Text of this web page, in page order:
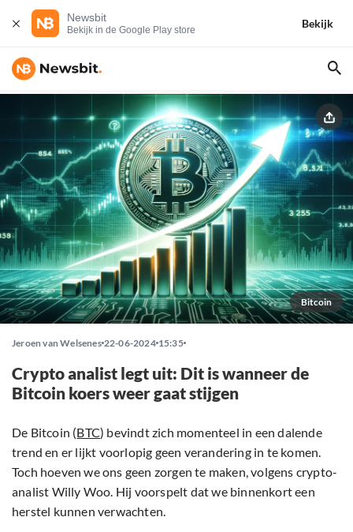
Newsbit
Bekijk in de Google Play store
Bekijk
Bitcoin
Jeroen van Welsenes 22-06-2024 15:35
Crypto analist legt uit: Dit is wanneer de
Bitcoin koers weer gaat stijgen
De Bitcoin (BTC) bevindt zich momenteel in een dalende
trend en er lijkt voorlopig geen verandering in te komen.
Toch hoeven we ons geen zorgen te maken, volgens crypto-
analist Willy Woo. Hij voorspelt dat we binnenkort een
herstel kunnen verwachten.